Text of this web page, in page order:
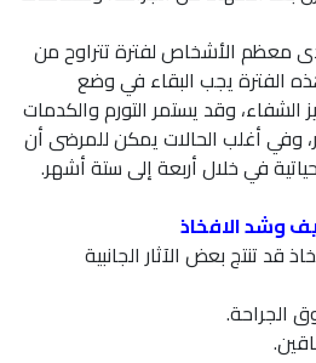
معظم الأشخاص لفترة تتراوح من
الفترة يجب البقاء في وضع
الشفاء، وقد يستمر التورم والكدمات
وفي أغلب الحالات يمكن للمرضى أن
في خلال أربعة إلى ستة أشهر.
وشد الافخاذ
قد تنتج بعض الآثار الجانبية
الجراحة.